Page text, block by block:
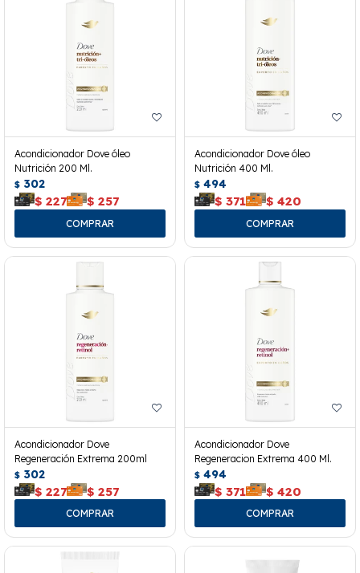
Acondicionador Dove óleo
Nutrición 200 Ml.
$ 302
$ 227 $ 257
Acondicionador Dove óleo
Nutrición 400 Ml.
$ 494
$ 371 $ 420
Acondicionador Dove
Regeneración Extrema 200ml
$ 302
$ 227 $ 257
Acondicionador Dove
Regeneracion Extrema 400 Ml.
$ 494
$ 371 $ 420